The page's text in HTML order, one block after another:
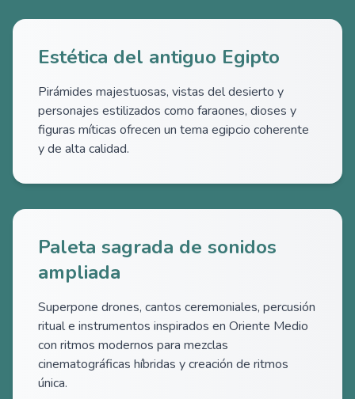
Estética del antiguo Egipto
Pirámides majestuosas, vistas del desierto y
personajes estilizados como faraones, dioses y
figuras míticas ofrecen un tema egipcio coherente
y de alta calidad.
Paleta sagrada de sonidos
ampliada
Superpone drones, cantos ceremoniales, percusión
ritual e instrumentos inspirados en Oriente Medio
con ritmos modernos para mezclas
cinematográficas híbridas y creación de ritmos
única.